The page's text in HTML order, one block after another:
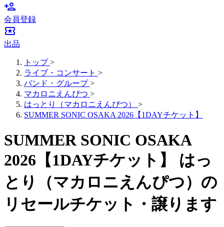
person_add
会員登録
local_activity
出品
トップ >
ライブ・コンサート >
バンド・グループ >
マカロニえんぴつ >
はっとり（マカロニえんぴつ）
>
SUMMER SONIC OSAKA 2026【1DAYチケット】
SUMMER SONIC OSAKA
2026【1DAYチケット】 はっ
とり（マカロニえんぴつ）の
リセールチケット・譲ります